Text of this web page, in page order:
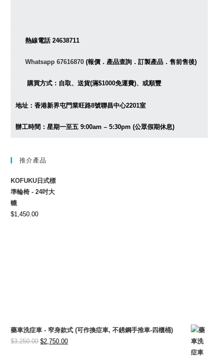
熱線電話 24638711
Whatsapp 67616870 (報價．產品查詢．訂製產品．售前售後)
購買方式：自取、送貨(滿$1000免運費)、或順豐
地址：香港新界屯門業旺路8號聯昌中心2201室
辦工時間：星期一至五 9:00am – 5:30pm (公眾假期休息)
推介產品
KOFUKU日式標
準輪椅 - 24吋大
轆
$1,450.00
藥車洗症車 - 窄身款式 (可作換症車, 不銹鋼手推車-四櫃桶)
$3,250.00 Original
$2,750.00Current